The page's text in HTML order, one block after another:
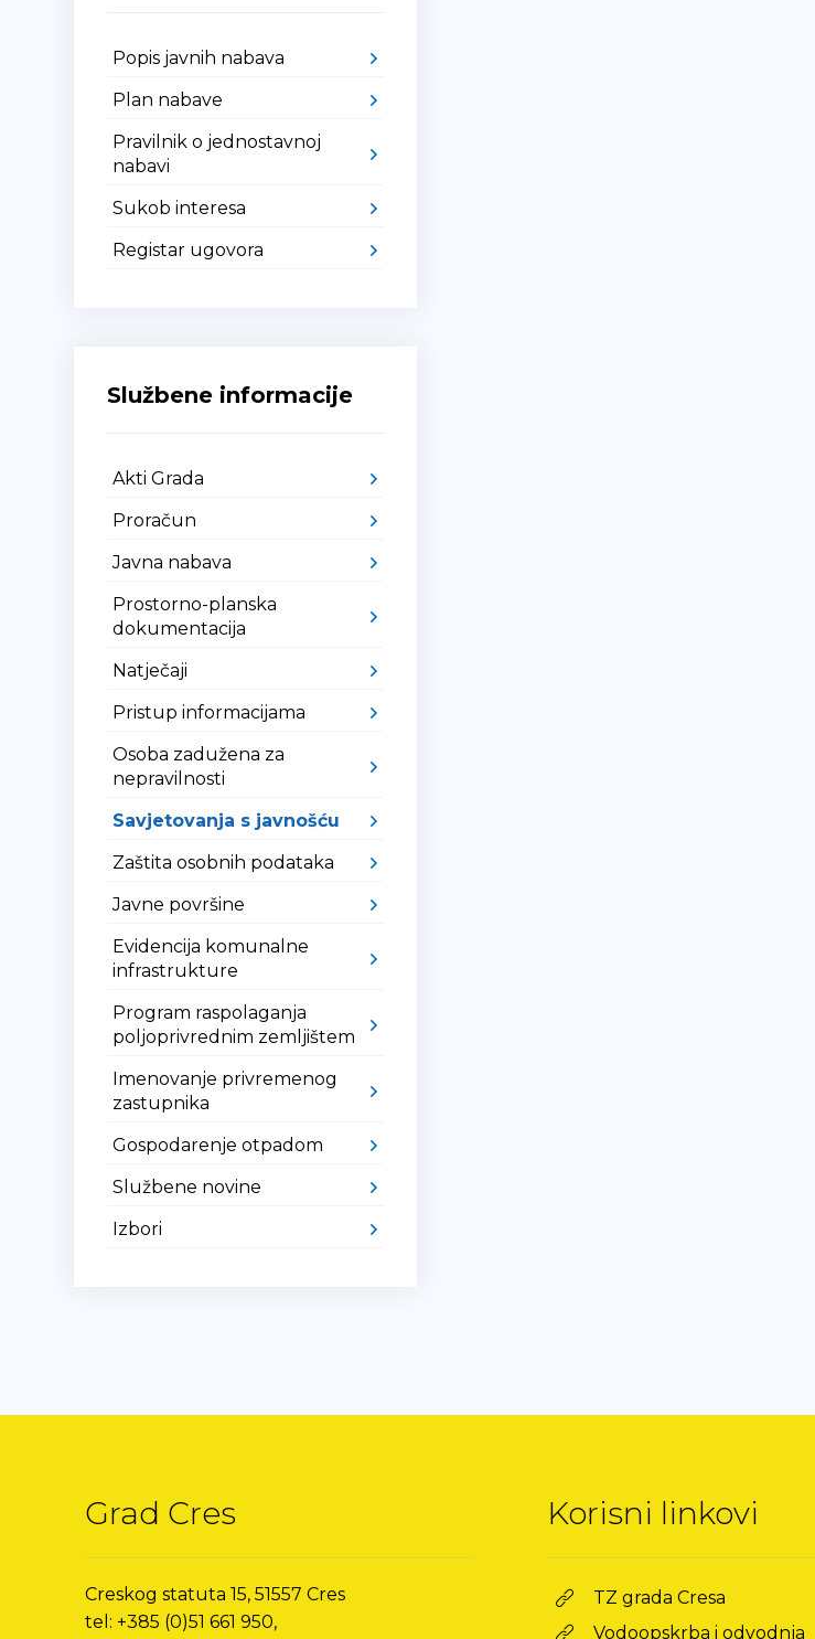
Popis javnih nabava
Plan nabave
Pravilnik o jednostavnoj
nabavi
Sukob interesa
Registar ugovora
Službene informacije
Akti Grada
Proračun
Javna nabava
Prostorno-planska
dokumentacija
Natječaji
Pristup informacijama
Osoba zadužena za
nepravilnosti
Savjetovanja s javnošću
Zaštita osobnih podataka
Javne površine
Evidencija komunalne
infrastrukture
Program raspolaganja
poljoprivrednim zemljištem
Imenovanje privremenog
zastupnika
Gospodarenje otpadom
Službene novine
Izbori
Grad Cres
Creskog statuta 15, 51557 Cres
tel: +385 (0)51 661 950,
Korisni linkovi
TZ grada Cresa
Vodoopskrba i odvodnja